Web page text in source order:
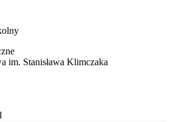
im. Stanisława Klimczaka